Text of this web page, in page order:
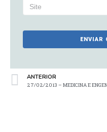
ANTERIOR